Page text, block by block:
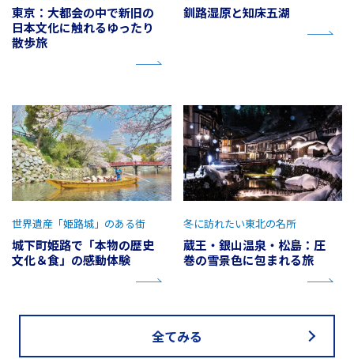
東京：大都会の中で新旧の
日本文化に触れるゆったり
散歩旅
釧路湿原と知床五湖
城下町姫路で「本物の歴史
文化＆食」の感動体験
世界遺産「姫路城」のある街
蔵王・銀山温泉・松島：圧
巻の雪景色に包まれる旅
冬に訪れたい東北の名所
全てみる